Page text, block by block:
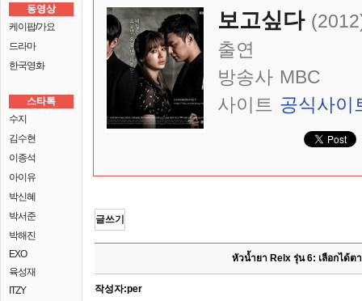
동영상
케이팝/가요
드라마
한국영화
스타톡
수지
김수현
이종석
아이유
박신혜
박서준
박해진
EXO
육성재
ITZY
보고싶다
출연
방송사 MBC
사이트 공식사이
글쓰기
หัวน้ำยา Relx รุ่น 6: เลือกได้ต
작성자:per